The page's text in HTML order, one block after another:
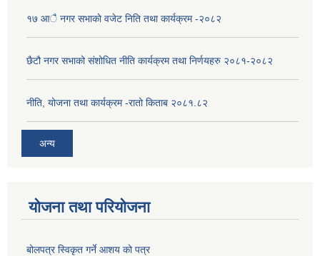
१७ आै नगर सभाकाे वजेट निति तथा कार्यक्रम -२०८२
छैटौ नगर सभाको संशोधित नीति कार्यक्रम तथा निर्णयहरु २०८१-२०८२
नीति, योजना तथा कार्यक्रम -रातो किताब २०८१.८२
अन्य
योजना तथा परियोजना
बोलपत्र स्विकृत गर्ने आशय को पत्र